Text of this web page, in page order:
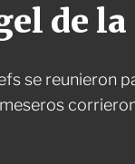
r
de
se reunieron